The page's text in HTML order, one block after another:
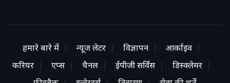
हमारे बारे में न्यूज लेटर विज्ञापन
आर्काइव
करियर
एप्स चैनल ईपीजी सर्विस
डिस्क्लेमर